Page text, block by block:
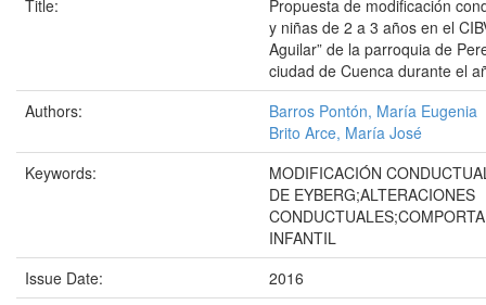
Title:
Propuesta de modificación
y niñas de 2 a 3 años en el
Aguilar” de la parroquia de
ciudad de Cuenca durante el
Authors:
Barros Pontón, María Eugenia
Brito Arce, María José
Keywords:
MODIFICACIÓN
DE EYBERG;ALTERACIONES
INFANTIL
Issue Date:
2016